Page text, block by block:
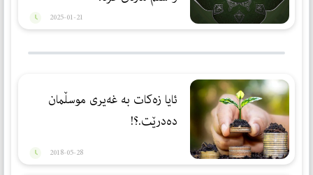
2025-01-21
ئایا زەكات بە غەیری موسڵمان
دەدرێت.؟!
2018-05-28